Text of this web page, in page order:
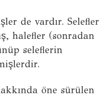
de vardır. Selefler
halefler (sonradan
seleflerin
öne sürülen